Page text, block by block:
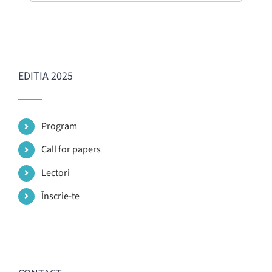
EDITIA 2025
Program
Call for papers
Lectori
Înscrie-te